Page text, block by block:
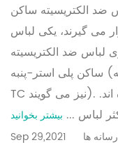
ضد الکتریسیته ساکن
می گیرند، یکی لباس
لباس ضد الکتریسیته
ساکن پلی استر-پنبه (که به آن لباس ضد الکتریسیته ساکن پنبه
TC نیز می گویند). این دو پارچه از پلی استر ساخته شده اند.
لباس ... بیشتر بخوانید
Sep 29,2021
رسانه ها